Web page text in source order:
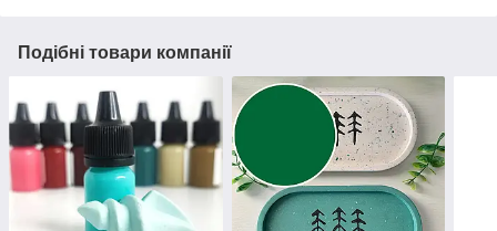
Подібні товари компанії